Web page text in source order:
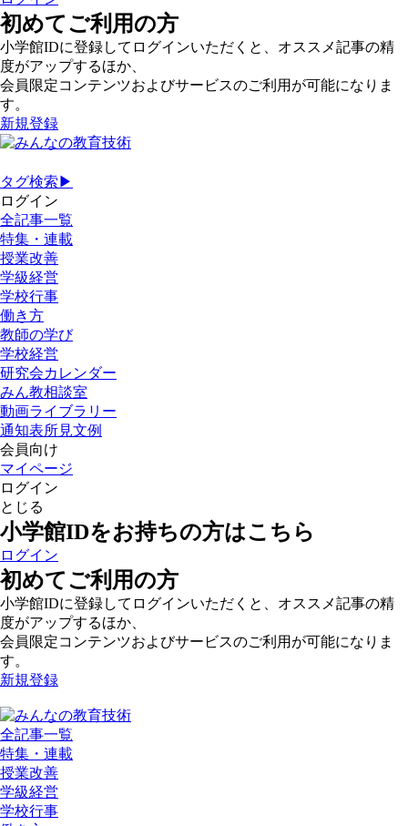
初めてご利用の方
小学館IDに登録してログインいただくと、オススメ記事の精
度がアップするほか、
会員限定コンテンツおよびサービスのご利用が可能になりま
す。
新規登録
タグ検索▶
ログイン
全記事一覧
特集・連載
授業改善
学級経営
学校行事
働き方
教師の学び
学校経営
研究会カレンダー
みん教相談室
動画ライブラリー
通知表所見文例
会員向け
マイページ
ログイン
とじる
小学館IDをお持ちの方はこちら
ログイン
初めてご利用の方
小学館IDに登録してログインいただくと、オススメ記事の精
度がアップするほか、
会員限定コンテンツおよびサービスのご利用が可能になりま
す。
新規登録
全記事一覧
特集・連載
授業改善
学級経営
学校行事